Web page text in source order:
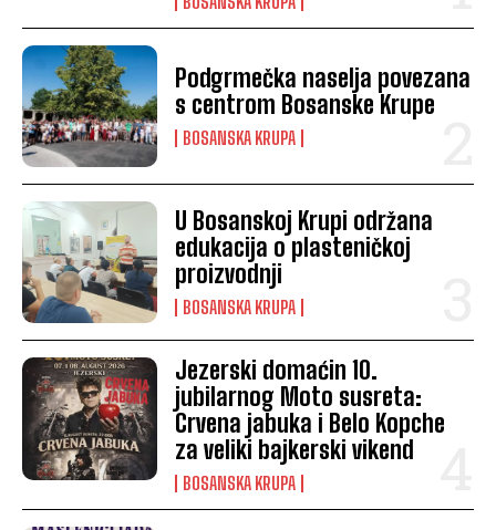
Podgrmečka naselja povezana
s centrom Bosanske Krupe
BOSANSKA KRUPA
U Bosanskoj Krupi održana
edukacija o plasteničkoj
proizvodnji
BOSANSKA KRUPA
Jezerski domaćin 10.
jubilarnog Moto susreta:
Crvena jabuka i Belo Kopche
za veliki bajkerski vikend
BOSANSKA KRUPA